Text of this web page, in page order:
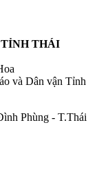
THÁI
và Dân vận Tỉnh
Phùng - T.Thái